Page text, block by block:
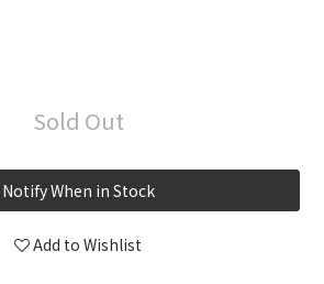
Sold Out
Notify When in Stock
Add to Wishlist